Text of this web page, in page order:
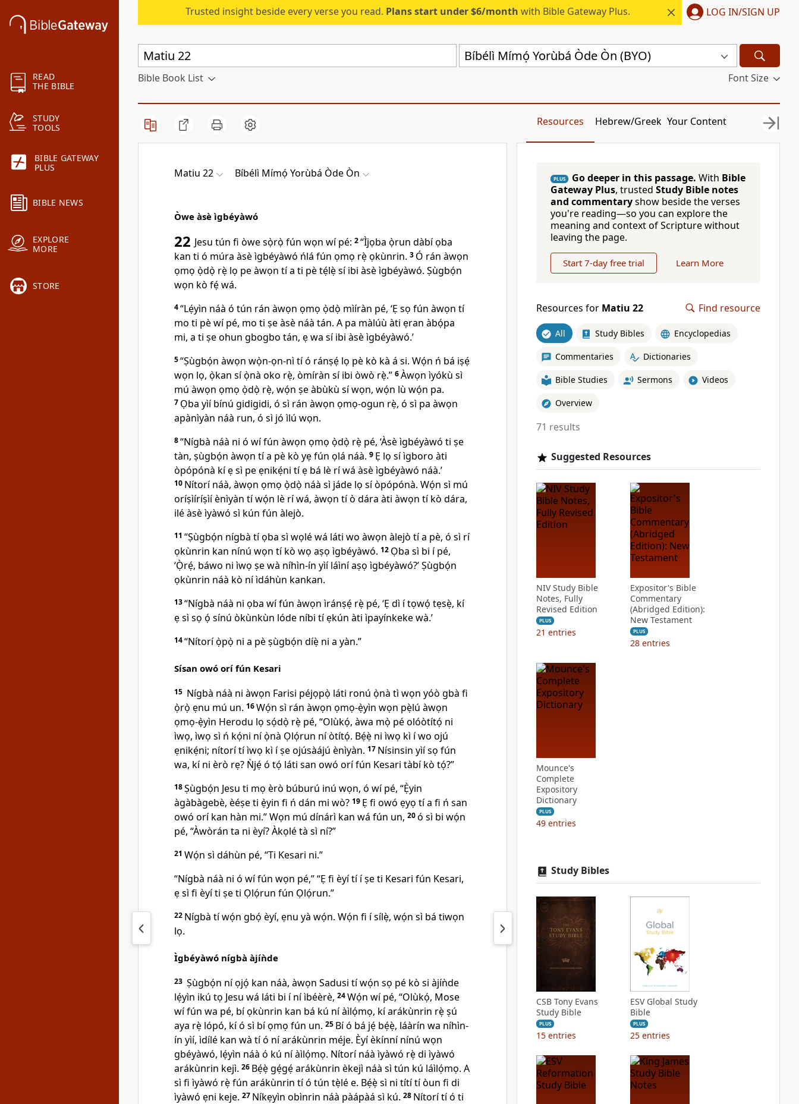
READ
THE BIBLE
STUDY
TOOLS
BIBLE GATEWAY
PLUS
BIBLE NEWS
EXPLORE
MORE
STORE
Trusted insight beside every verse you read. Plans start under $6/month with Bible Gateway Plus. LOG IN/SIGN UP
Bíbélì Mímọ́ Yorùbá Òde Òn (BYO)
Bible Book List Font Size
Resources Hebrew/Greek Your Content
Matiu 22 Bíbélì Mímọ́ Yorùbá Òde Òn
Òwe àsè ìgbéyàwó
22 Jesu tún fi òwe sọ̀rọ̀ fún wọn wí pé: 2“Ìjọba ọ̀run dàbí ọba
kan ti ó múra àsè ìgbéyàwó ńlá fún ọmọ rẹ̀ ọkùnrin. 3 Ó rán àwọn
ọmọ ọ̀dọ̀ rẹ̀ lọ pe àwọn tí a ti pè tẹ́lẹ̀ sí ibi àsè ìgbéyàwó. Ṣùgbọ́n
wọn kò fẹ́ wá.
4“Lẹ́yìn náà ó tún rán àwọn ọmọ ọ̀dọ̀ mìíràn pé, ‘Ẹ sọ fún àwọn tí
mo ti pè wí pé, mo ti ṣe àsè náà tán. A pa màlúù àti ẹran àbọ́pa
mi, a ti ṣe ohun gbogbo tán, ẹ wa sí ibi àsè ìgbéyàwó.’
5“Ṣùgbọ́n àwọn wọ̀n-ọn-nì tí ó ránṣẹ́ lọ pè kò kà á si. Wọ́n ń bá iṣẹ́
wọn lọ, ọ̀kan sí ọ̀nà oko rẹ̀, òmíràn sí ibi òwò rẹ̀.” 6Àwọn ìyókù sì
mú àwọn ọmọ ọ̀dọ̀ rẹ̀, wọ́n ṣe àbùkù sí wọn, wọ́n lù wọ́n pa.
7 Ọba yìí bínú gidigidi, ó sì rán àwọn ọmọ-ogun rẹ̀, ó sì pa àwọn
apànìyàn náà run, ó sì jó ìlú wọn.
8“Nígbà náà ni ó wí fún àwọn ọmọ ọ̀dọ̀ rẹ̀ pé, ‘Àsè ìgbéyàwó ti ṣe
tàn, ṣùgbọ́n àwọn tí a pè kò yẹ fún ọlá náà. 9 Ẹ lọ sí ìgboro àti
òpópónà kí ẹ sì pe ẹnikẹ́ni tí ẹ bá lè rí wá àsè ìgbéyàwó náà.’
10 Nítorí náà, àwọn ọmọ ọ̀dọ̀ náà sì jáde lọ sí òpópónà. Wọ́n sì mú
oríṣìíríṣìí ènìyàn tí wọ́n lè rí wá, àwọn tí ò dára àti àwọn tí kò dára,
ilé àsè ìyàwó sì kún fún àlejò.
11 “Ṣùgbọ́n nígbà tí ọba sì wọlé wá láti wo àwọn àlejò tí a pè, ó sì rí
ọkùnrin kan nínú wọn tí kò wọ aṣọ ìgbéyàwó. 12 Ọba sì bi í pé,
‘Ọ̀rẹ́, báwo ni ìwọ ṣe wà níhìn-ín yìí láìní aṣọ ìgbéyàwó?’ Ṣùgbọ́n
ọkùnrin náà kò ní ìdáhùn kankan.
13“Nígbà náà ni ọba wí fún àwọn ìránṣẹ́ rẹ̀ pé, ‘Ẹ dì í tọwọ́ tẹsẹ̀, kí
ẹ sì sọ ọ́ sínú òkùnkùn lóde níbi tí ẹkún àti ìpayínkeke wà.’
14“Nítorí ọ̀pọ̀ ni a pè ṣùgbọ́n díẹ̀ ni a yàn.”
Sísan owó orí fún Kesari
15 Nígbà náà ni àwọn Farisi péjọpọ̀ láti ronú ọ̀nà tì wọn yóò gbà fi
ọ̀rọ̀ ẹnu mú un. 16Wọ́n sì rán àwọn ọmọ-ẹ̀yìn wọn pẹ̀lú àwọn
ọmọ-ẹ̀yìn Herodu lọ sọ́dọ̀ rẹ̀ pé, “Olùkọ́, àwa mọ̀ pé olóòtítọ́ ni
ìwọ, ìwọ sì ń kọ́ni ní ọ̀nà Ọlọ́run ní òtítọ́. Bẹ́ẹ̀ ni ìwọ kì í wo ojú
ẹnikẹ́ni; nítorí tí ìwọ kì í ṣe ojúsàájú ènìyàn. 17 Nísinsin yìí sọ fún
wa, kí ni èrò rẹ? Ǹjẹ́ ó tọ́ láti san owó orí fún Kesari tàbí kò tọ́?”
18Ṣùgbọ́n Jesu ti mọ èrò búburú inú wọn, ó wí pé, “Ẹ̀yin
àgàbàgebè, èéṣe ti ẹ̀yin fi ń dán mi wò? 19 Ẹ fi owó ẹyọ tí a fi ń san
owó orí kan hàn mi.”Wọn mú dínárì kan wá fún un, 20ó sì bi wọ́n
pé, “Àwòrán ta ni èyí? Àkọlé tà sì ní?”
21 Wọ́n sì dáhùn pé, “Ti Kesari ni.”
“Nígbà náà ni ó wí fún wọn pé,” “Ẹ fi èyí tí í ṣe ti Kesari fún Kesari,
ẹ sì fi èyí ti ṣe ti Ọlọ́run fún Ọlọ́run.”
22 Nígbà tí wọ́n gbọ́ èyí, ẹnu yà wọ́n. Wọ́n fi í sílẹ̀, wọ́n sì bá tiwọn
lọ.
Ìgbéyàwó nígbà àjíǹde
23 Ṣùgbọ́n ní ọjọ́ kan náà, àwọn Sadusi tí wọ́n sọ pé kò si àjíǹde
lẹ́yìn ikú tọ Jesu wá láti bi í ní ìbéèrè, 24Wọ́n wí pé, “Olùkọ́, Mose
wí fún wa pé, bí ọkùnrin kan bá kú ní àìlọ́mọ, kí arákùnrin rẹ̀ ṣú
aya rẹ̀ lópó, kí ó sì bí ọmọ fún un. 25 Bí ó bá jẹ́ bẹ́ẹ̀, láàrín wa níhìn-
ín yìí, ìdílé kan wà tí ó ní arákùnrin méje. Èyí èkínní nínú wọn
gbéyàwó, lẹ́yìn náà ó kú ní àìlọ́mọ. Nítorí náà ìyàwó rẹ̀ di ìyàwó
arákùnrin kejì. 26 Bẹ́ẹ̀ gẹ́gẹ́ arákùnrin èkejì náà sì tún kú láìlọ́mọ. A
sì fi ìyàwó rẹ̀ fún arákùnrin tí ó tún tẹ̀lé e. Bẹ́ẹ̀ sì ni títí tí òun fi di
ìyàwó ẹni keje. 27 Níkẹyìn obìnrin náà pàápàá sì kú. 28 Nítorí tí ó ti
PLUS Go deeper in this passage. With Bible
Gateway Plus, trusted Study Bible notes
and commentaryshow beside the verses
you're reading—so you can explore the
meaning and context of Scripture without
leaving the page.
Start 7-day free trial Learn More
Resources for Matiu 22 Find resource
All Study Bibles Encyclopedias
Commentaries Dictionaries
Bible Studies Sermons Videos
Overview
71 results
Suggested Resources
NIV Study Bible
Notes, Fully
Revised Edition
PLUS
21 entries
Expositor's Bible
Commentary
(Abridged Edition):
New Testament
PLUS
28 entries
Mounce's
Complete
Expository
Dictionary
PLUS
49 entries
Study Bibles
CSB Tony Evans
Study Bible
PLUS
15 entries
ESV Global Study
Bible
PLUS
25 entries